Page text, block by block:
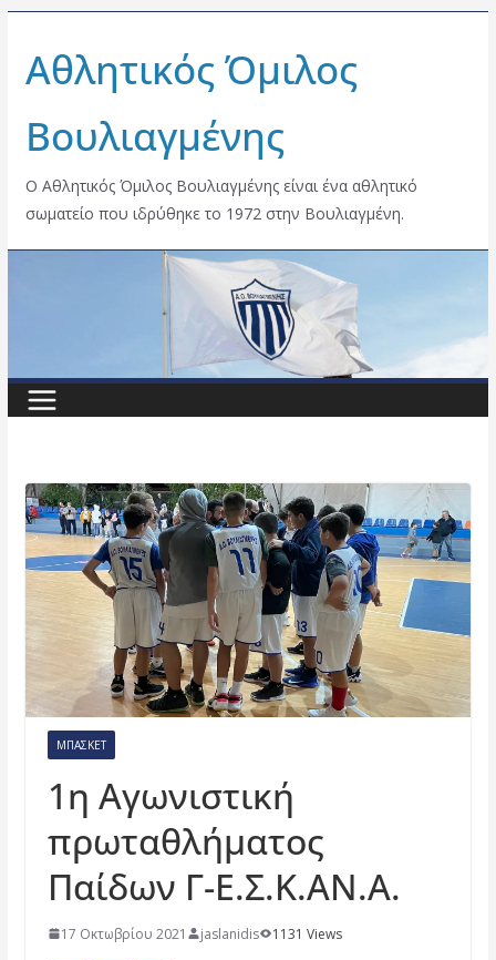
content
Αθλητικός Όμιλος
Βουλιαγμένης
Ο Αθλητικός Όμιλος Βουλιαγμένης είναι ένα αθλητικό
σωματείο που ιδρύθηκε το 1972 στην Βουλιαγμένη.
ΜΠΆΣΚΕΤ
1η Αγωνιστική
πρωταθλήματος
Παίδων Γ-Ε.Σ.Κ.ΑΝ.Α.
17 Οκτωβρίου 2021 jaslanidis 1131 Views